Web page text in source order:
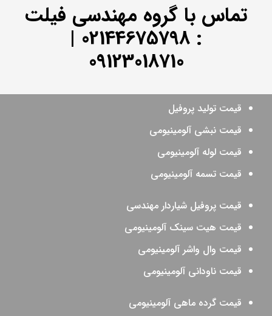
تماس با گروه مهندسی فیلت
:
02144675798
|
09123018710
قیمت تولید پروفیل
قیمت نبشی آلومینیومی
قیمت لوله آلومینیومی
قیمت تسمه آلومینیومی
قیمت پروفیل شیاردار مهندسی
قیمت هیت سینک آلومینیومی
قیمت وال واشر آلومینیومی
قیمت ناودانی آلومینیومی
قیمت گرده ماهی آلومینیومی